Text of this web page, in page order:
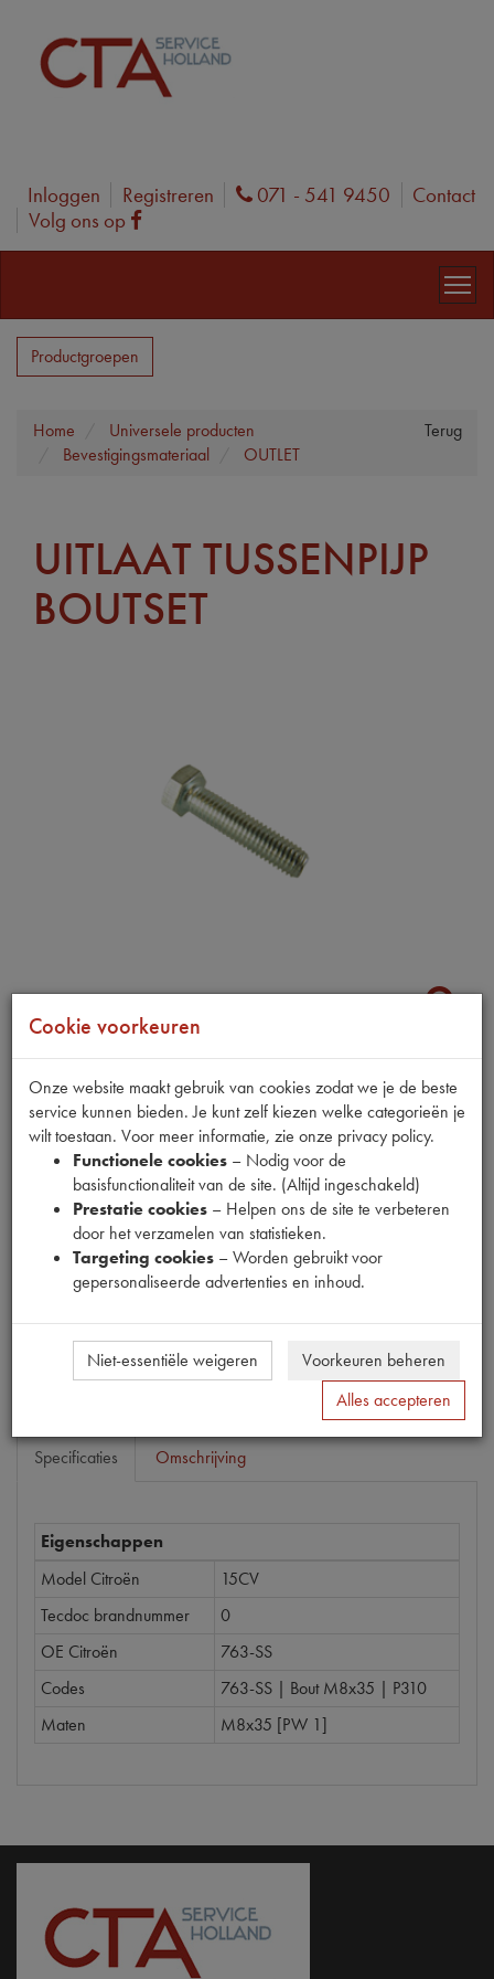
Inloggen Registreren Phone
071 - 541 9450
Contact
Volg ons op
Facebook
Productgroepen
Terug
Home
Universele producten
Bevestigingsmateriaal
OUTLET
UITLAAT TUSSENPIJP
BOUTSET
Fabrikant
OUTLET
Productnummer
6500115
Normale prijs
63 ( €4,65excl. btw )
Uw prijs
38
Bestel
Specificaties Omschrijving
Eigenschappen
Model Citroën
15CV
Tecdoc brandnummer
0
OE Citroën
763-SS
Codes
763-SS | Bout M8x35 | P310
Maten
M8x35 [PW 1]
Cookie voorkeuren
Onze website maakt gebruik van cookies zodat we je de beste
service kunnen bieden. Je kunt zelf kiezen welke categorieën je
wilt toestaan. Voor meer informatie, zie onze privacy policy.
Functionele cookies – Nodig voor de
basisfunctionaliteit van de site. (Altijd ingeschakeld)
Prestatie cookies – Helpen ons de site te verbeteren
door het verzamelen van statistieken.
Targeting cookies – Worden gebruikt voor
gepersonaliseerde advertenties en inhoud.
Niet-essentiële weigeren
Voorkeuren beheren
Alles accepteren